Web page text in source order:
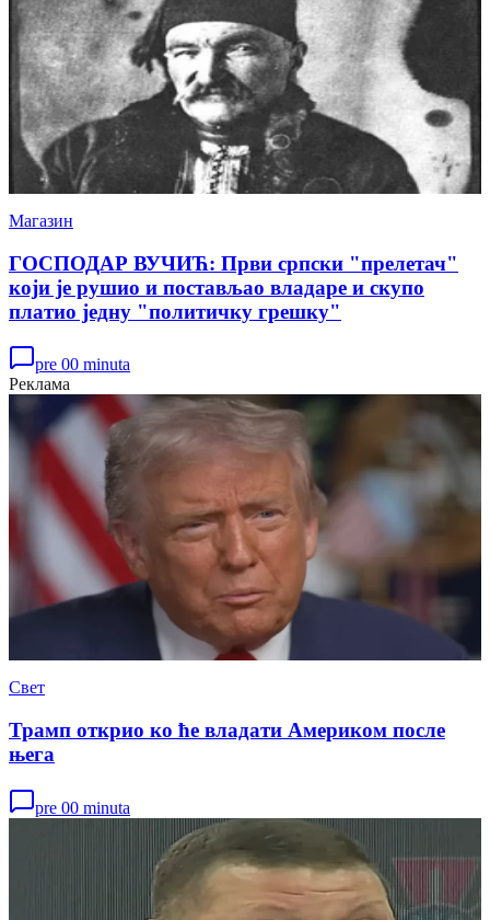
Магазин
ГОСПОДАР ВУЧИЋ: Први српски "прелетач"
који је рушио и постављао владаре и скупо
платио једну "политичку грешку"
pre 00 minuta
Реклама
Свет
Трамп открио ко ће владати Америком после
њега
pre 00 minuta